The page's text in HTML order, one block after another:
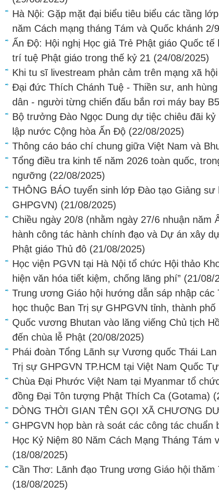
Hà Nội: Gặp mặt đại biểu tiêu biểu các tầng
năm Cách mạng tháng Tám và Quốc khánh 2/9
Ấn Độ: Hội nghị Học giả Trẻ Phật giáo Quốc
trí tuệ Phật giáo trong thế kỷ 21 (24/08/2025)
Khi tu sĩ livestream phản cảm trên mạng xã hội
Đại đức Thích Chánh Tuệ - Thiền sư, anh
dân - người từng chiến đấu bắn rơi máy bay
Bộ trưởng Đào Ngọc Dung dự tiệc chiêu đãi
lập nước Cộng hòa Ấn Độ (22/08/2025)
Thông cáo báo chí chung giữa Việt Nam và
Tổng điều tra kinh tế năm 2026 toàn quốc,
ngưỡng (22/08/2025)
THÔNG BÁO tuyển sinh lớp Đào tạo Giảng
GHPGVN) (21/08/2025)
Chiều ngày 20/8 (nhằm ngày 27/6 nhuận năm
hành công tác hành chính đạo và Dự án xây
Phật giáo Thủ đô (21/08/2025)
Học viện PGVN tại Hà Nội tổ chức Hội thảo
hiện văn hóa tiết kiệm, chống lãng phí” (21/08/
Trung ương Giáo hội hướng dẫn sáp nhập các
học thuộc Ban Trị sự GHPGVN tỉnh, thành phố
Quốc vương Bhutan vào lăng viếng Chủ tịch
đến chùa lễ Phật (20/08/2025)
Phái đoàn Tổng Lãnh sự Vương quốc Thái
Trị sự GHPGVN TP.HCM tại Việt Nam Quốc Tự
Chùa Đại Phước Việt Nam tại Myanmar tổ
đồng Đại Tôn tượng Phật Thích Ca (Gotama)
DÒNG THỜI GIAN TÊN GỌI XÃ CHƯƠNG
GHPGVN họp bàn rà soát các công tác
Học Kỷ Niệm 80 Năm Cách Mạng Tháng Tám
(18/08/2025)
Cần Thơ: Lãnh đạo Trung ương Giáo hội thăm
(18/08/2025)